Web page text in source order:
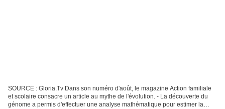
SOURCE : Gloria.Tv Dans son numéro d'août, le magazine Action familiale
et scolaire consacre un article au mythe de l'évolution. - La découverte du
génome a permis d'effectuer une analyse mathématique pour estimer la